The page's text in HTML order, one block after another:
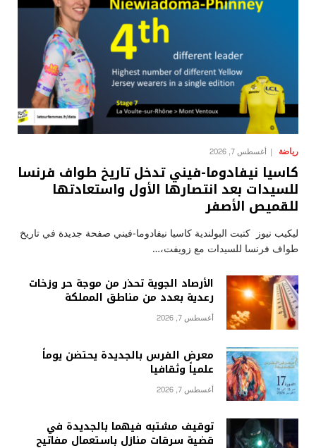
رياضة أغسطس 7, 2026
كاسيا نيفادوما-فيني تدخل تاريخ طواف فرنسا
للسيدات بعد انتصارها الأول واستعادتها
للقميص الأصفر
ليكيب نيوز كتبت البولندية كاسيا نيفادوما-فيني صفحة جديدة في تاريخ
طواف فرنسا للسيدات مع زويفت،…
الأرصاد الجوية تحذر من موجة حر وزخات
رعدية بعدد من مناطق المملكة
أغسطس 7, 2026
معرض الفرس بالجديدة يحتضن يوماً
علمياً وثقافيا
أغسطس 7, 2026
توقيف مشتبه فيهما بالجديدة في
قضية سرقات منازل باستعمال مفاتيح